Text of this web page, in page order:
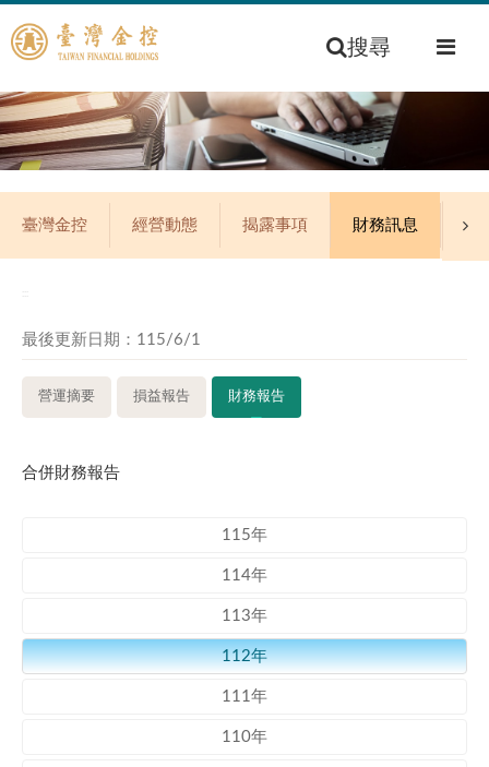
搜尋
臺灣金控 經營動態 揭露事項 財務訊息 公
最後更新日期：115/6/1
營運摘要 損益報告 財務報告
合併財務報告
115年
114年
113年
112年
111年
110年